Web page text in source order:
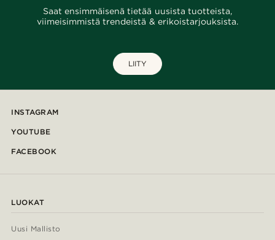
Saat ensimmäisenä tietää uusista tuotteista,
viimeisimmistä trendeistä & erikoistarjouksista.
LIITY
INSTAGRAM
YOUTUBE
FACEBOOK
LUOKAT
Uusi Mallisto